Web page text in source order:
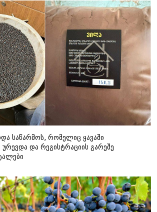
საწარმოს, რომელიც ყავაში
და რეგისტრაციის გარეშე